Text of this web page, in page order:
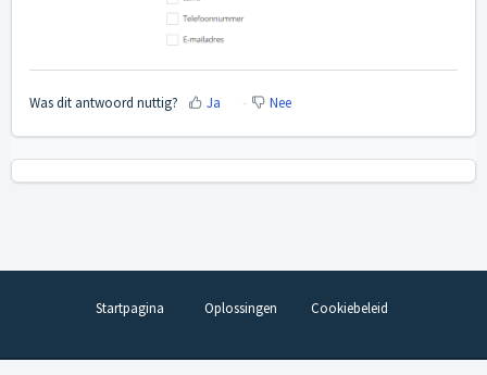
Was dit antwoord nuttig? Ja Nee
Startpagina Oplossingen Cookiebeleid